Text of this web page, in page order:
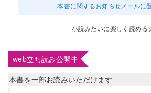
本書に関するお知らせメールに
小説みたいに楽しく読める
web立ち読み公開中
本書を一部お読みいただけます